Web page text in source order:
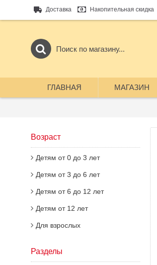
Доставка Накопительная скидка
ГЛАВНАЯ МАГАЗИН
Возраст
Детям от 0 до 3 лет
Детям от 3 до 6 лет
Детям от 6 до 12 лет
Детям от 12 лет
Для взрослых
Разделы